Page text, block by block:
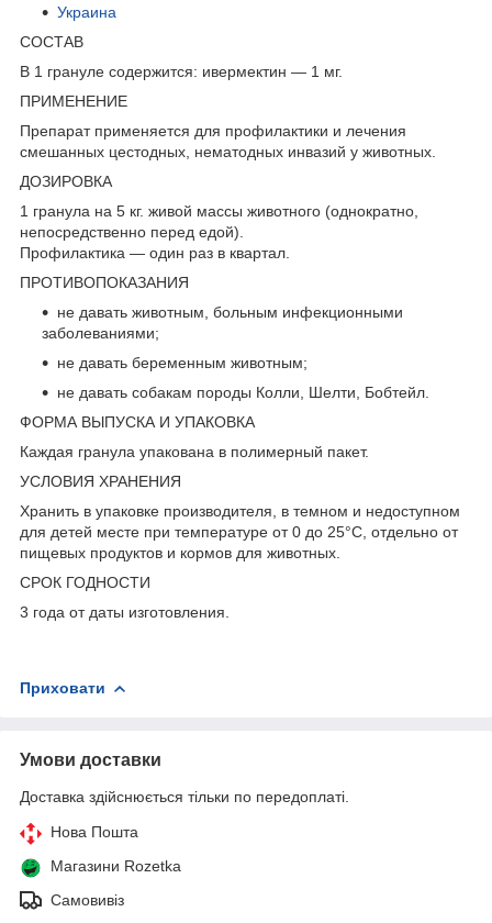
Украина
СОСТАВ
В 1 грануле содержится: ивермектин — 1 мг.
ПРИМЕНЕНИЕ
Препарат применяется для профилактики и лечения
смешанных цестодных, нематодных инвазий у животных.
ДОЗИРОВКА
1 гранула на 5 кг. живой массы животного (однократно,
непосредственно перед едой).
Профилактика — один раз в квартал.
ПРОТИВОПОКАЗАНИЯ
не давать животным, больным инфекционными
заболеваниями;
не давать беременным животным;
не давать собакам породы Колли, Шелти, Бобтейл.
ФОРМА ВЫПУСКА И УПАКОВКА
Каждая гранула упакована в полимерный пакет.
УСЛОВИЯ ХРАНЕНИЯ
Хранить в упаковке производителя, в темном и недоступном
для детей месте при температуре от 0 до 25°С, отдельно от
пищевых продуктов и кормов для животных.
СРОК ГОДНОСТИ
3 года от даты изготовления.
Приховати
Умови доставки
Доставка здійснюється тільки по передоплаті.
Нова Пошта
Магазини Rozetka
Самовивіз